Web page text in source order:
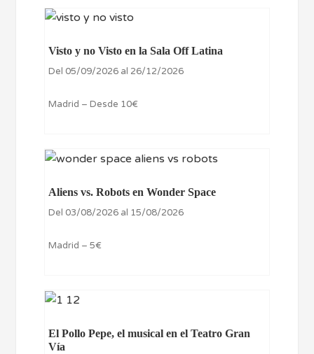
Visto y no Visto en la Sala Off Latina
Del 05/09/2026 al 26/12/2026
Madrid – Desde 10€
Aliens vs. Robots en Wonder Space
Del 03/08/2026 al 15/08/2026
Madrid – 5€
El Pollo Pepe, el musical en el Teatro Gran
Vía